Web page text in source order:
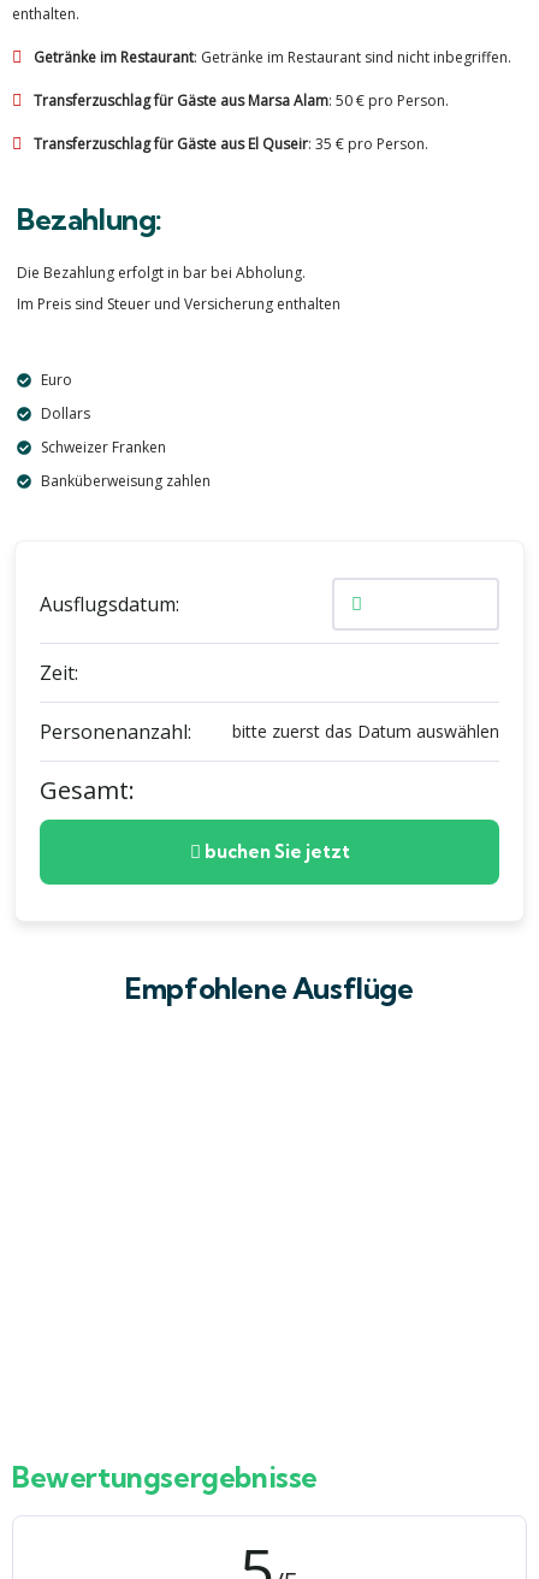
enthalten.
Getränke im Restaurant: Getränke im Restaurant sind nicht inbegriffen.
Transferzuschlag für Gäste aus Marsa Alam: 50 € pro Person.
Transferzuschlag für Gäste aus El Quseir: 35 € pro Person.
Bezahlung:
Die Bezahlung erfolgt in bar bei Abholung.
Im Preis sind Steuer und Versicherung enthalten
Euro
Dollars
Schweizer Franken
Banküberweisung zahlen
Ausflugsdatum:
Zeit:
Personenanzahl: bitte zuerst das Datum auswählen
Gesamt:
buchen Sie jetzt
Empfohlene Ausflüge
Bewertungsergebnisse